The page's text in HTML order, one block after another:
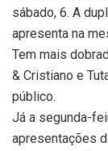
sábado, 6. A
apresenta na
Tem mais
& Cristiano e
público.
Já a segunda-
apresentações